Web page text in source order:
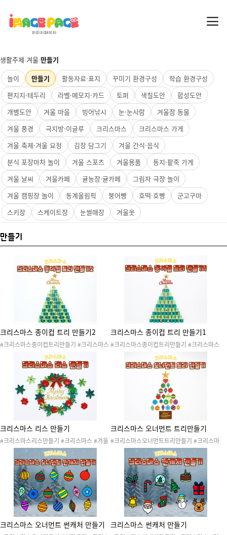
생활주제›겨울›만들기
놀이
만들기 활동자료·표지 꾸미기 환경구성
학습 환경구성
편지지·테두리
라벨·메모지·카드 토퍼 색칠도안
합성도안
개별도안
겨울 마을 빙어낚시 눈·눈사람
겨울잠 동물
겨울 풍경
극지방·이글루 크리스마스
크리스마스 가게
겨울 축제·겨울 요정
김장 담그기
겨울 간식·음식
분식 포장마차 놀이
겨울 스포츠 겨울용품
동지·팥죽 가게
겨울 날씨
겨울카페 귤농장·귤카페
그림자 극장 놀이
겨울 캠핑장 놀이
동계올림픽 붕어빵 호떡·호빵
군고구마
스키장
스케이트장 눈썰매장 겨울옷
만들기
크리스마스 종이컵 트리 만들기2
#크리스마스종이컵트리만들기 #크리스마스
#겨울 #산타 #산타클로스 #산타할아버지 #
루돌프 #크리스마스트리 #겨울도안 #크리스
마스도안 #크리스마스파티 #크리스마스행사
#산타잔치 #산타파티 #크리스마스장식 #크
리스마스만들기 #트리만들기 #종이컵트리만
들기 #종이컵트리 #크리스마스놀이 #종이컵
#컵 #크리스마스종이컵 #종이컵쌓기 #집중
력 #컵쌓기 #크리스마스환경구성 #크리스마
스환경 #물감놀이
크리스마스 종이컵 트리 만들기1
#크리스마스종이컵트리만들기 #크리스마스
#겨울 #산타 #산타클로스 #산타할아버지 #
루돌프 #크리스마스트리 #겨울도안 #크리스
마스도안 #크리스마스파티 #크리스마스행사
#산타잔치 #산타파티 #크리스마스장식 #크
리스마스만들기 #트리만들기 #종이컵트리만
들기 #종이컵트리 #크리스마스놀이 #종이컵
#컵 #크리스마스종이컵 #종이컵쌓기 #집중
력 #컵쌓기 #크리스마스환경구성 #크리스마
스환경
크리스마스 리스 만들기
#크리스마스리스만들기 #크리스마스 #겨울
#산타 #산타클로스 #산타할아버지 #루돌프
#크리스마스트리 #겨울도안 #크리스마스도
안 #크리스마스파티 #크리스마스행사 #산타
잔치 #산타파티 #크리스마스장식 #크리스마
스환경구성 #크리스마스만들기 #리스만들기
#크리스마스리스
크리스마스 오너먼트 트리만들기
#크리스마스오너먼트트리만들기 #크리스마
스 #겨울 #산타 #산타클로스 #산타할아버지
#루돌프 #크리스마스트리 #겨울도안 #크리
스마스도안 #크리스마스파티 #크리스마스행
사 #산타잔치 #산타파티 #크리스마스장식 #
크리스마스만들기 #오너먼트트리 #크리스마
스환경구성 #트리만들기
크리스마스 오너먼트 썬캐처 만들기 크리스마스 썬캐처 만들기